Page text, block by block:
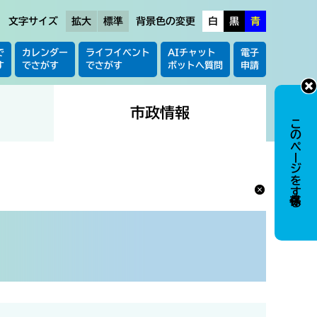
文字サイズ 拡大 標準 背景色の変更 白 黒 青
カレンダー
でさがす
ライフイベント
でさがす
AIチャット
ボットへ質問
電子
申請
市政情報
このページを保存する